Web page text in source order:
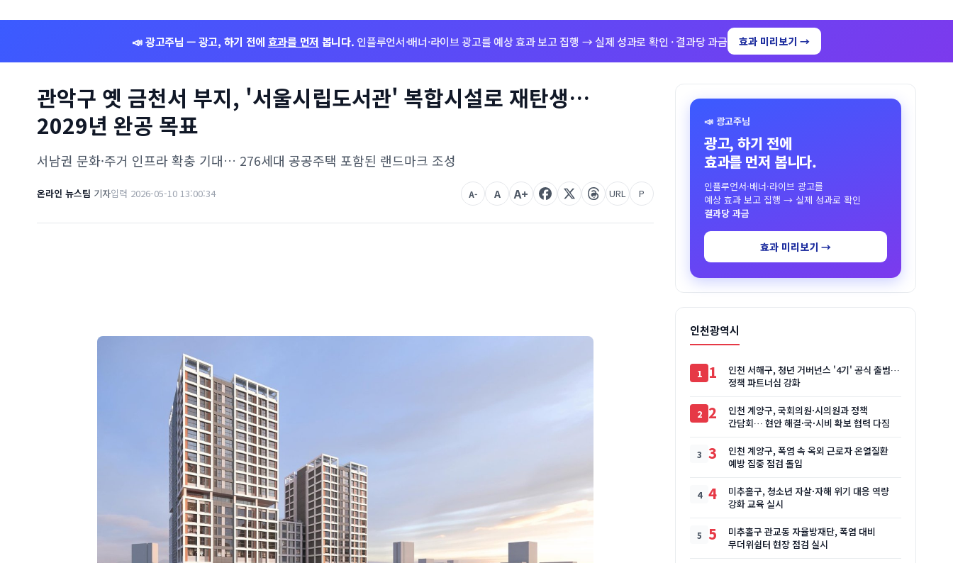
📣 광고주님 — 광고, 하기 전에 효과를 먼저 봅니다. 인플루언서·배너·라이브 광고를 예상 효과 보고 집행 → 실제 성과로 확인 · 결과당 과금 효과 미리보기 →
관악구 옛 금천서 부지, '서울시립도서관' 복합시설로 재탄생…
2029년 완공 목표
서남권 문화·주거 인프라 확충 기대… 276세대 공공주택 포함된 랜드마크 조성
온라인 뉴스팀 기자입력 2026-05-10 13:00:34 A- A A+ URL P
📣 광고주님
광고, 하기 전에
효과를 먼저 봅니다.
인플루언서·배너·라이브 광고를
예상 효과 보고 집행 → 실제 성과로 확인
결과당 과금
효과 미리보기 →
인천광역시
1
인천 서해구, 청년 거버넌스 '4기' 공식 출범…
정책 파트너십 강화
2
인천 계양구, 국회의원·시의원과 정책
간담회… 현안 해결·국·시비 확보 협력 다짐
3
인천 계양구, 폭염 속 옥외 근로자 온열질환
예방 집중 점검 돌입
4
미추홀구, 청소년 자살·자해 위기 대응 역량
강화 교육 실시
5
미추홀구 관교동 자율방재단, 폭염 대비
무더위쉼터 현장 점검 실시